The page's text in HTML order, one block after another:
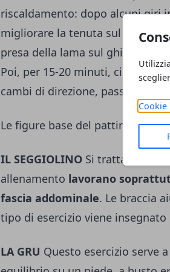
Cookie
riscaldamento: dopo alcuni giri
migliorare la tenuta sul "filo del
presa della lama sul ghiaccio:
Poi, per 15-20 minuti, ci si
cambi di direzione, passi
Le figure base del pattinaggio
IL SEGGIOLINO Si tratta di uno
allenamento lavorano
fascia addominale. Le braccia
tipo di esercizio viene
LA GRU Questo esercizio serve